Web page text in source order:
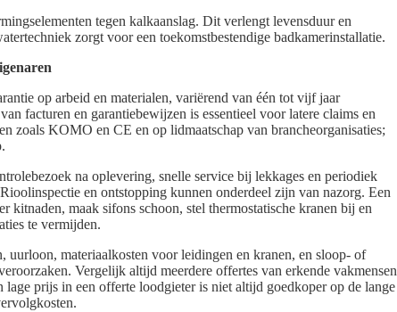
tegen kalkaanslag. Dit verlengt levensduur en
zorgt voor een toekomstbestendige badkamerinstallatie.
op arbeid en materialen, variërend van één tot vijf jaar
facturen en garantiebewijzen is essentieel voor latere claims en
zoals KOMO en CE en op lidmaatschap van brancheorganisaties;
na oplevering, snelle service bij lekkages en periodiek
en ontstopping kunnen onderdeel zijn van nazorg. Een
kitnaden, maak sifons schoon, stel thermostatische kranen bij en
te vermijden.
materiaalkosten voor leidingen en kranen, en sloop- of
Vergelijk altijd meerdere offertes van erkende vakmensen
prijs in een offerte loodgieter is niet altijd goedkoper op de lange